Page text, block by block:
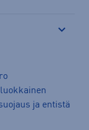
ja entistä